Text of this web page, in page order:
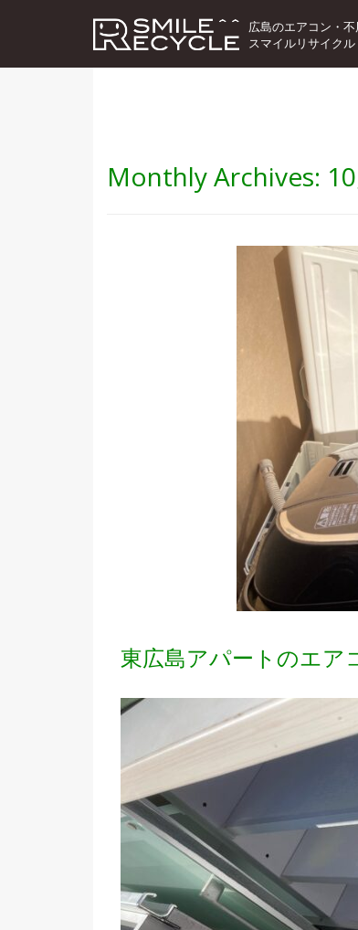
広島のエアコン・
スマイルリサイクル
Monthly Archives:
東広島アパートのエア